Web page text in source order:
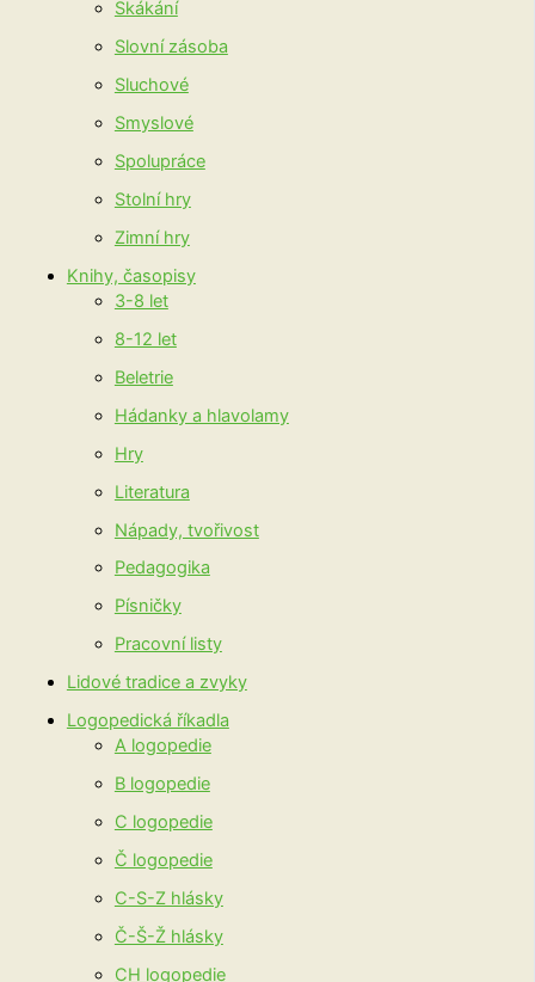
Skákání
Slovní zásoba
Sluchové
Smyslové
Spolupráce
Stolní hry
Zimní hry
Knihy, časopisy
3-8 let
8-12 let
Beletrie
Hádanky a hlavolamy
Hry
Literatura
Nápady, tvořivost
Pedagogika
Písničky
Pracovní listy
Lidové tradice a zvyky
Logopedická říkadla
A logopedie
B logopedie
C logopedie
Č logopedie
C-S-Z hlásky
Č-Š-Ž hlásky
CH logopedie